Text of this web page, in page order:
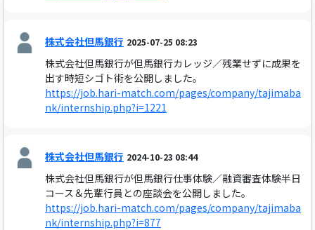
株式会社但馬銀行 2025-07-25 08:23
株式会社但馬銀行が但馬銀行カレッジ／残業せずに成果を
出す時短シゴト術を公開しました。
https://job.hari-match.com/pages/company/tajimaba
nk/internship.php?i=1221
株式会社但馬銀行 2024-10-23 08:44
株式会社但馬銀行が但馬銀行仕事体験／融資審査体験半日
コース＆先輩行員との座談会を公開しました。
https://job.hari-match.com/pages/company/tajimaba
nk/internship.php?i=877